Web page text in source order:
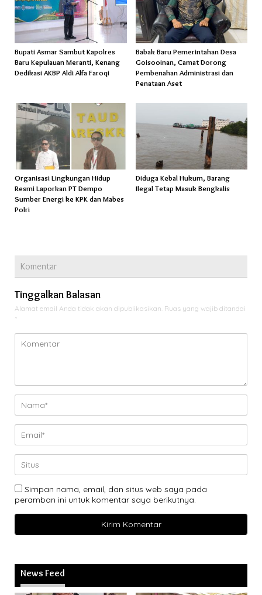
Bupati Asmar Sambut Kapolres
Baru Kepulauan Meranti, Kenang
Dedikasi AKBP Aldi Alfa Faroqi
Babak Baru Pemerintahan Desa
Goisooinan, Camat Dorong
Pembenahan Administrasi dan
Penataan Aset
Organisasi Lingkungan Hidup
Resmi Laporkan PT Dempo
Sumber Energi ke KPK dan Mabes
Polri
Diduga Kebal Hukum, Barang
Ilegal Tetap Masuk Bengkalis
Komentar
Tinggalkan Balasan
Alamat email Anda tidak akan dipublikasikan. Ruas yang wajib ditandai
*
Simpan nama, email, dan situs web saya pada
peramban ini untuk komentar saya berikutnya.
News Feed